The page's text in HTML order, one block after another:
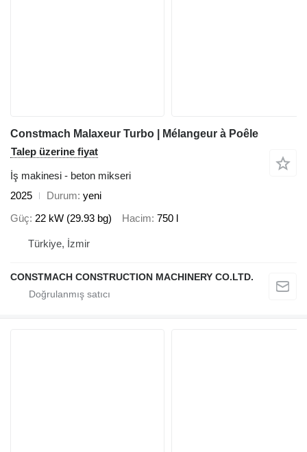
Constmach Malaxeur Turbo | Mélangeur à Poêle
Talep üzerine fiyat
İş makinesi - beton mikseri
2025
Durum yeni
Güç 22 kW (29.93 bg) Hacim 750 l
Türkiye, İzmir
CONSTMACH CONSTRUCTION MACHINERY CO.LTD.